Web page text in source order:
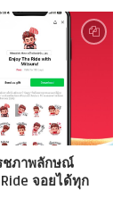
ชภาพลักษณ์
จอยได้ทุก